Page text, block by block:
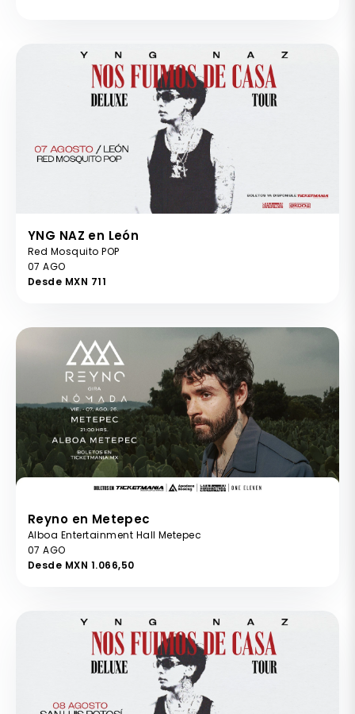
YNG NAZ en León
Red Mosquito POP
07 AGO
Desde MXN 711
Reyno en Metepec
Alboa Entertainment Hall Metepec
07 AGO
Desde MXN 1.066,50